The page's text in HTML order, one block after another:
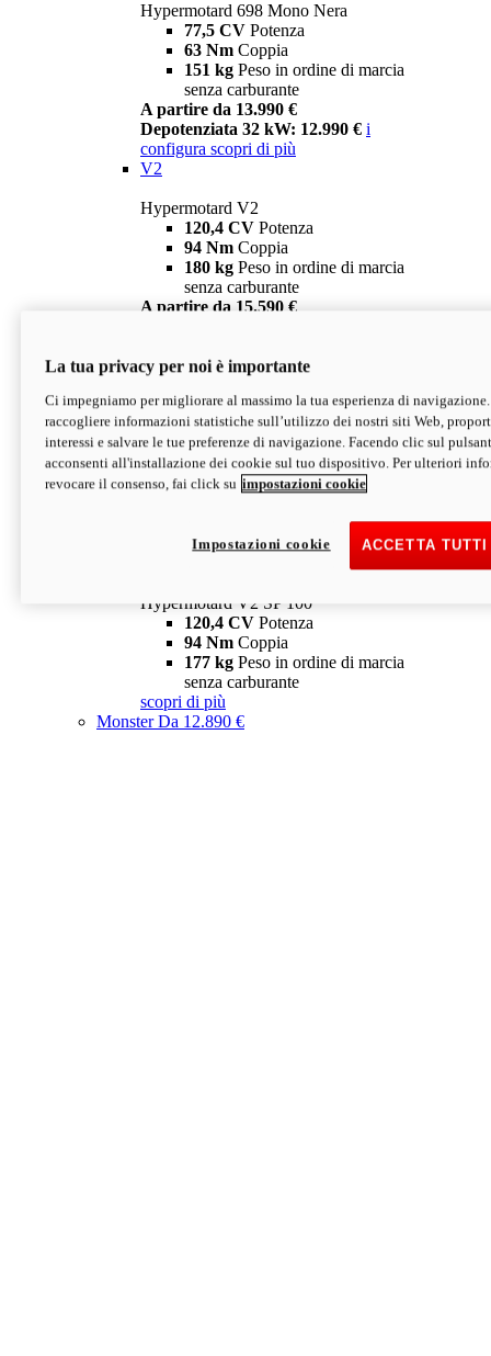
Hypermotard 698 Mono Nera
77,5 CV Potenza
63 Nm Coppia
151 kg Peso in ordine di marcia
senza carburante
A partire da 13.990 €
Depotenziata 32 kW: 12.990 € i
configura scopri di più
V2
Hypermotard V2
120,4 CV Potenza
94 Nm Coppia
180 kg Peso in ordine di marcia
senza carburante
A partire da 15.590 €
V2 SP
Hypermotard V2 SP
120,4 CVPotenza
94 NmCoppia
177 kgPeso in ordine di marcia
senza carburante
Depotenziata 35 kW: 18.890 € i
configura scopri di più
Hypermotard V2 SP 100
120,4 CV Potenza
94 Nm Coppia
177 kg Peso in ordine di marcia
senza carburante
scopri di più
MonsterDa 12.890 €
La tua privacy per noi è importante
Ci impegniamo per migliorare al massimo la tua esperienza di
raccogliere informazioni statistiche sull’utilizzo dei nostri siti Web,
interessi e salvare le tue preferenze di navigazione. Facendo clic sul
acconsenti all'installazione dei cookie sul tuo dispositivo. Per ulteriori
revocare il consenso, fai click su impostazioni cookie
ACCETTA
Impostazioni cookie